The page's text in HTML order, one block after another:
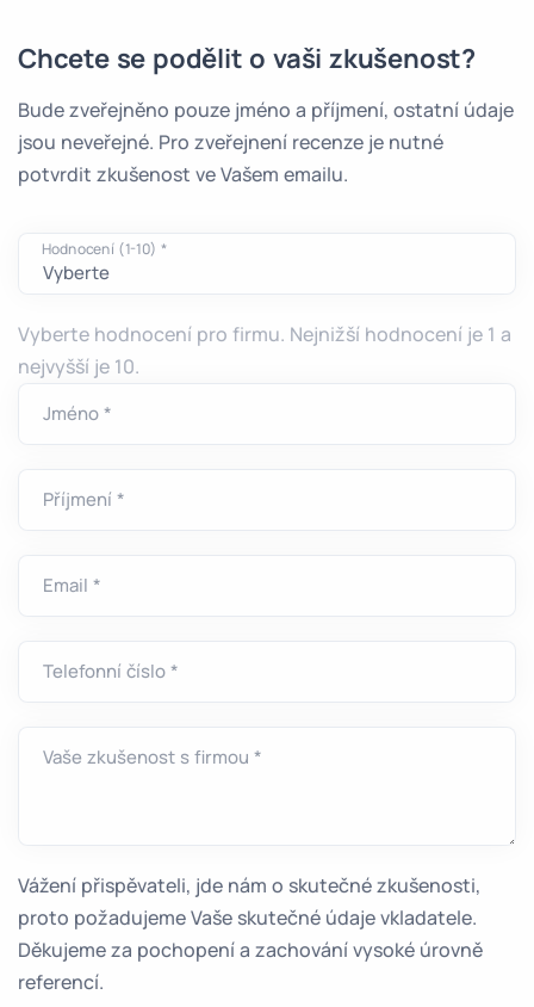
Chcete se podělit o vaši zkušenost?
Bude zveřejněno pouze jméno a příjmení, ostatní údaje
jsou neveřejné. Pro zveřejnení recenze je nutné
potvrdit zkušenost ve Vašem emailu.
Hodnocení (1-10) *
Vyberte hodnocení pro firmu. Nejnižší hodnocení je 1 a
nejvyšší je 10.
Jméno *
Příjmení *
Email *
Telefonní číslo *
Vaše zkušenost s firmou *
Vážení přispěvateli, jde nám o skutečné zkušenosti,
proto požadujeme Vaše skutečné údaje vkladatele.
Děkujeme za pochopení a zachování vysoké úrovně
referencí.